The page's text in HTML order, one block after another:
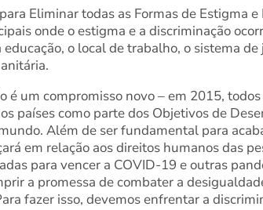
Eliminar todas as Formas de Estigma
onde o estigma e a discriminação
educação, o local de trabalho, o sistema
é um compromisso novo – em 2015,
países como parte dos Objetivos de
Além de ser fundamental para
em relação aos direitos humanos das
para vencer a COVID-19 e outras
a promessa de combater a
fazer isso, devemos enfrentar a